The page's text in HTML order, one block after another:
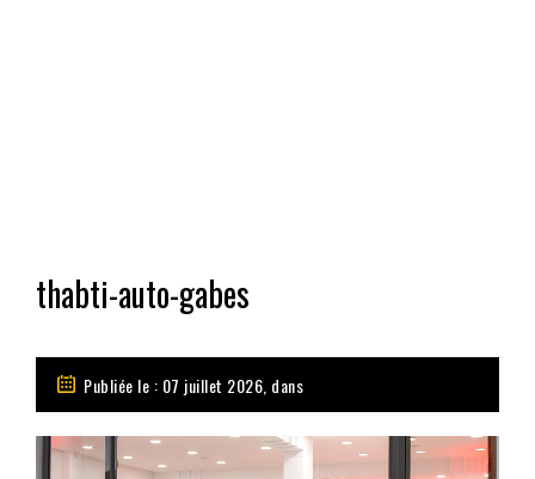
thabti-auto-gabes
Publiée le : 07 juillet 2026, dans